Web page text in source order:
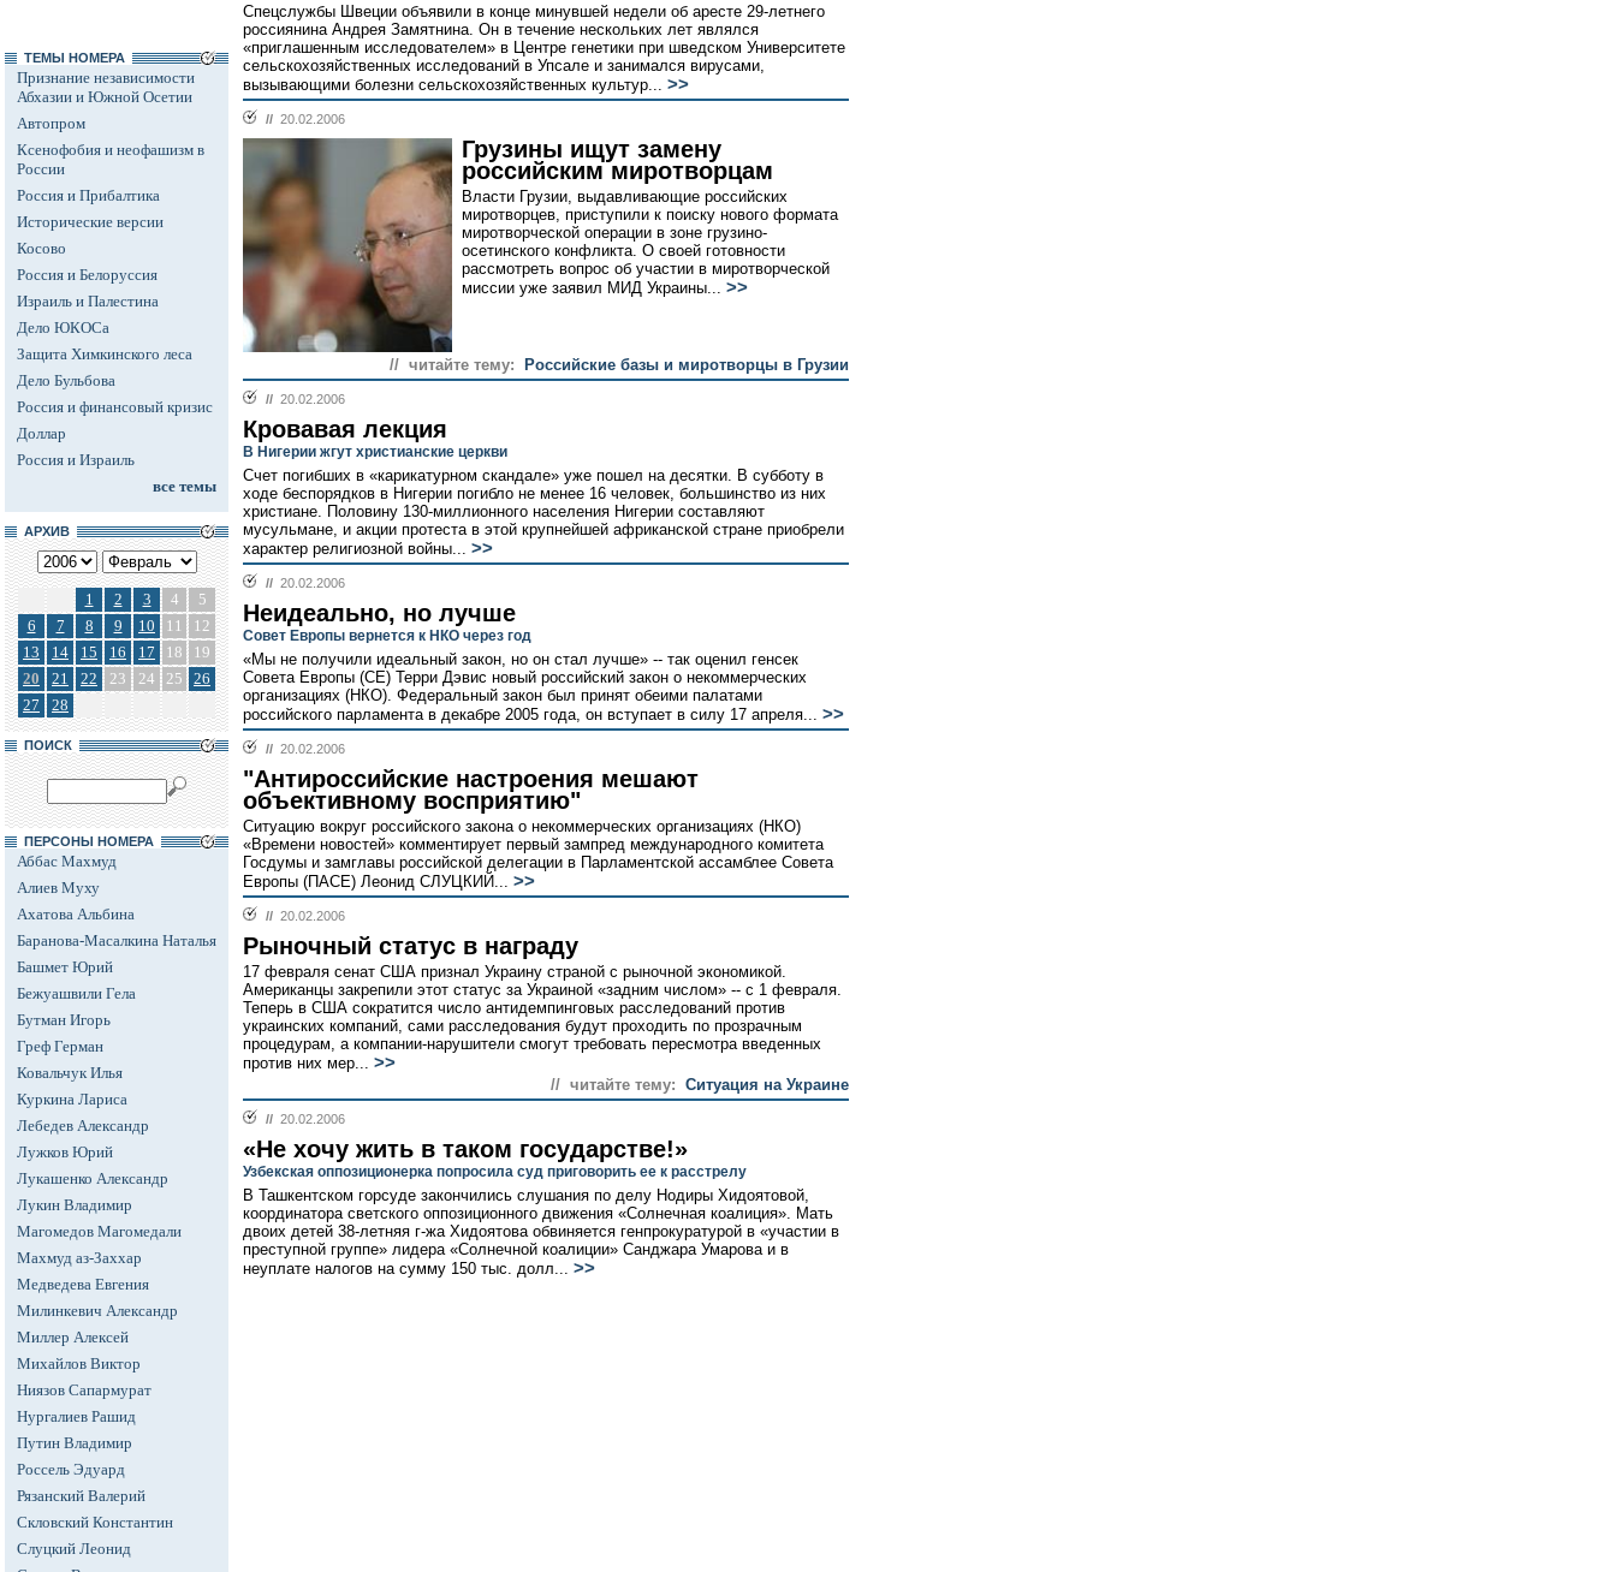
ТЕМЫ НОМЕРА
Признание независимости
Абхазии и Южной Осетии
Автопром
Ксенофобия и неофашизм в
России
Россия и Прибалтика
Исторические версии
Косово
Россия и Белоруссия
Израиль и Палестина
Дело ЮКОСа
Защита Химкинского леса
Дело Бульбова
Россия и финансовый кризис
Доллар
Россия и Израиль
все темы
АРХИВ
1 2 3 4
5
6
7 8 9 10 11
12
13
14 15 16 17 18
19
20
21 22 23 24 25
26
27
28
ПОИСК
ПЕРСОНЫ НОМЕРА
Аббас Махмуд
Алиев Муху
Ахатова Альбина
Баранова-Масалкина Наталья
Башмет Юрий
Бежуашвили Гела
Бутман Игорь
Греф Герман
Ковальчук Илья
Куркина Лариса
Лебедев Александр
Лужков Юрий
Лукашенко Александр
Лукин Владимир
Магомедов Магомедали
Махмуд аз-Заххар
Медведева Евгения
Милинкевич Александр
Миллер Алексей
Михайлов Виктор
Ниязов Сапармурат
Нургалиев Рашид
Путин Владимир
Россель Эдуард
Рязанский Валерий
Скловский Константин
Слуцкий Леонид
Спецслужбы Швеции объявили в конце минувшей недели об аресте 29-летнего
россиянина Андрея Замятнина. Он в течение нескольких лет являлся
«приглашенным исследователем» в Центре генетики при шведском Университете
сельскохозяйственных исследований в Упсале и занимался вирусами,
вызывающими болезни сельскохозяйственных культур... >>
// 20.02.2006
Грузины ищут замену
российским миротворцам
Власти Грузии, выдавливающие российских
миротворцев, приступили к поиску нового формата
миротворческой операции в зоне грузино-
осетинского конфликта. О своей готовности
рассмотреть вопрос об участии в миротворческой
миссии уже заявил МИД Украины... >>
// читайте тему: Российские базы и миротворцы в Грузии
// 20.02.2006
Кровавая лекция
В Нигерии жгут христианские церкви
Счет погибших в «карикатурном скандале» уже пошел на десятки. В субботу в
ходе беспорядков в Нигерии погибло не менее 16 человек, большинство из них
христиане. Половину 130-миллионного населения Нигерии составляют
мусульмане, и акции протеста в этой крупнейшей африканской стране приобрели
характер религиозной войны... >>
// 20.02.2006
Неидеально, но лучше
Совет Европы вернется к НКО через год
«Мы не получили идеальный закон, но он стал лучше» -- так оценил генсек
Совета Европы (СЕ) Терри Дэвис новый российский закон о некоммерческих
организациях (НКО). Федеральный закон был принят обеими палатами
российского парламента в декабре 2005 года, он вступает в силу 17 апреля... >>
// 20.02.2006
"Антироссийские настроения мешают
объективному восприятию"
Ситуацию вокруг российского закона о некоммерческих организациях (НКО)
«Времени новостей» комментирует первый зампред международного комитета
Госдумы и замглавы российской делегации в Парламентской ассамблее Совета
Европы (ПАСЕ) Леонид СЛУЦКИЙ... >>
// 20.02.2006
Рыночный статус в награду
17 февраля сенат США признал Украину страной с рыночной экономикой.
Американцы закрепили этот статус за Украиной «задним числом» -- с 1 февраля.
Теперь в США сократится число антидемпинговых расследований против
украинских компаний, сами расследования будут проходить по прозрачным
процедурам, а компании-нарушители смогут требовать пересмотра введенных
против них мер... >>
// читайте тему: Ситуация на Украине
// 20.02.2006
«Не хочу жить в таком государстве!»
Узбекская оппозиционерка попросила суд приговорить ее к расстрелу
В Ташкентском горсуде закончились слушания по делу Нодиры Хидоятовой,
координатора светского оппозиционного движения «Солнечная коалиция». Мать
двоих детей 38-летняя г-жа Хидоятова обвиняется генпрокуратурой в «участии в
преступной группе» лидера «Солнечной коалиции» Санджара Умарова и в
неуплате налогов на сумму 150 тыс. долл... >>